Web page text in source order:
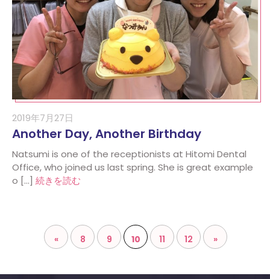
Another Day, Another Birthday
2019年7月27日
Natsumi is one of the receptionists at Hitomi Dental
Office, who joined us last spring. She is great example
o […] 続きを読む
« 8 9 10 11 12 »